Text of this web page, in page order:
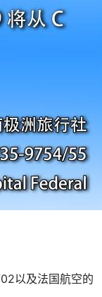
以及法国航空的